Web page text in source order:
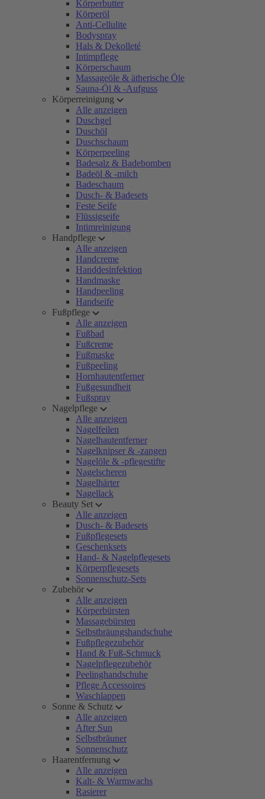
Körperbutter
Körperöl
Anti-Cellulite
Bodyspray
Hals & Dekolleté
Intimpflege
Körperschaum
Massageöle & ätherische Öle
Sauna-Öl & -Aufguss
Körperreinigung
Alle anzeigen
Duschgel
Duschöl
Duschschaum
Körperpeeling
Badesalz & Badebomben
Badeöl & -milch
Badeschaum
Dusch- & Badesets
Feste Seife
Flüssigseife
Intimreinigung
Handpflege
Alle anzeigen
Handcreme
Handdesinfektion
Handmaske
Handpeeling
Handseife
Fußpflege
Alle anzeigen
Fußbad
Fußcreme
Fußmaske
Fußpeeling
Hornhautentferner
Fußgesundheit
Fußspray
Nagelpflege
Alle anzeigen
Nagelfeilen
Nagelhautentferner
Nagelknipser & -zangen
Nagelöle & -pflegestifte
Nagelscheren
Nagelhärter
Nagellack
Beauty Set
Alle anzeigen
Dusch- & Badesets
Fußpflegesets
Geschenksets
Hand- & Nagelpflegesets
Körperpflegesets
Sonnenschutz-Sets
Zubehör
Alle anzeigen
Körperbürsten
Massagebürsten
Selbstbräungshandschuhe
Fußpflegezubehör
Hand & Fuß-Schmuck
Nagelpflegezubehör
Peelinghandschuhe
Pflege Accessoires
Waschlappen
Sonne & Schutz
Alle anzeigen
After Sun
Selbstbräuner
Sonnenschutz
Haarentfernung
Alle anzeigen
Kalt- & Warmwachs
Rasierer